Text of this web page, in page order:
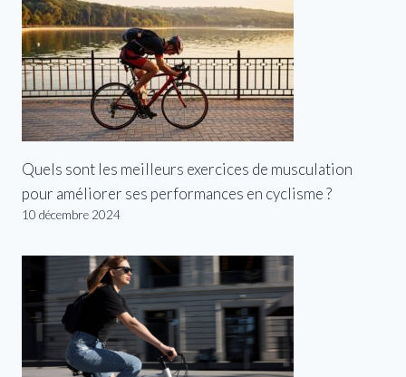
Quels sont les meilleurs exercices de musculation
pour améliorer ses performances en cyclisme ?
10 décembre 2024